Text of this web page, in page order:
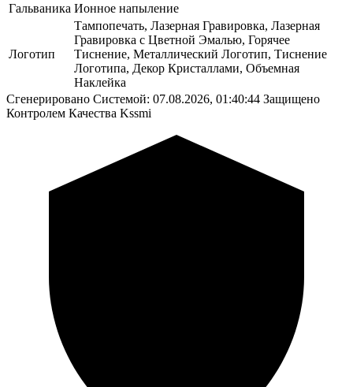
Гальваника Ионное напыление
Логотип
Тампопечать, Лазерная Гравировка, Лазерная
Гравировка с Цветной Эмалью, Горячее
Тиснение, Металлический Логотип, Тиснение
Логотипа, Декор Кристаллами, Объемная
Наклейка
Сгенерировано Системой: 07.08.2026, 01:40:44 Защищено
Контролем Качества Kssmi